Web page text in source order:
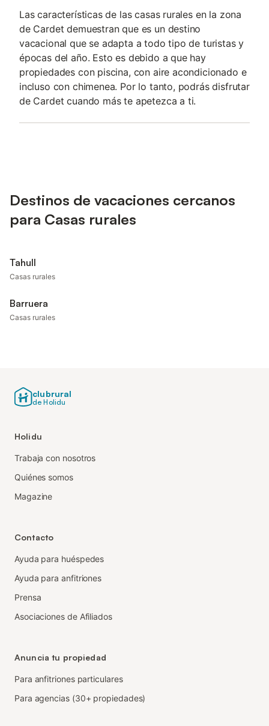
Las características de las casas rurales en la zona
de Cardet demuestran que es un destino
vacacional que se adapta a todo tipo de turistas y
épocas del año. Esto es debido a que hay
propiedades con piscina, con aire acondicionado e
incluso con chimenea. Por lo tanto, podrás disfrutar
de Cardet cuando más te apetezca a ti.
Destinos de vacaciones cercanos
para Casas rurales
Tahull
Casas rurales
Barruera
Casas rurales
clubrural
de Holidu
Holidu
Trabaja con nosotros
Quiénes somos
Magazine
Contacto
Ayuda para huéspedes
Ayuda para anfitriones
Prensa
Asociaciones de Afiliados
Anuncia tu propiedad
Para anfitriones particulares
Para agencias (30+ propiedades)